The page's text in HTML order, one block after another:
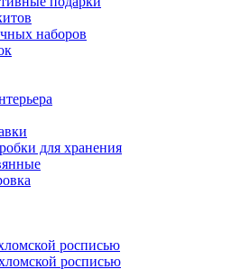
наборов
для хранения
росписью
росписью